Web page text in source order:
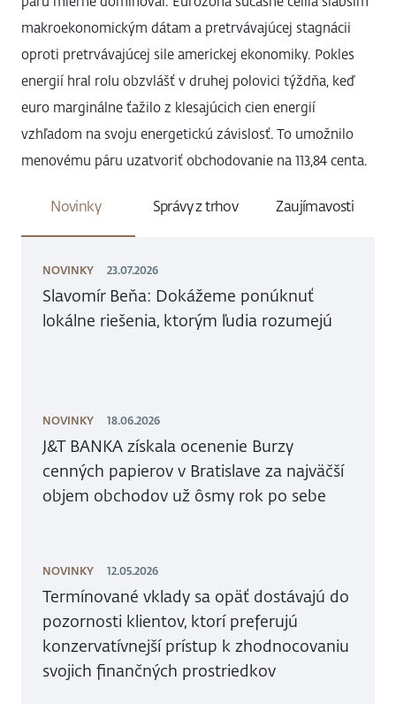
makroekonomickým dátam a pretrvávajúcej stagnácii
oproti pretrvávajúcej sile americkej ekonomiky. Pokles
energií hral rolu obzvlášť v druhej polovici týždňa, keď
euro marginálne ťažilo z klesajúcich cien energií
vzhľadom na svoju energetickú závislosť. To umožnilo
menovému páru uzatvoriť obchodovanie na 113,84 centa.
Novinky Správy z trhov Zaujímavosti
NOVINKY 23.07.2026
Slavomír Beňa: Dokážeme ponúknuť
lokálne riešenia, ktorým ľudia rozumejú
NOVINKY 18.06.2026
J&T BANKA získala ocenenie Burzy
cenných papierov v Bratislave za najväčší
objem obchodov už ôsmy rok po sebe
NOVINKY 12.05.2026
Termínované vklady sa opäť dostávajú do
pozornosti klientov, ktorí preferujú
konzervatívnejší prístup k zhodnocovaniu
svojich finančných prostriedkov